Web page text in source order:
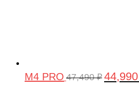
M4 PRO 47,490₽ 44,990